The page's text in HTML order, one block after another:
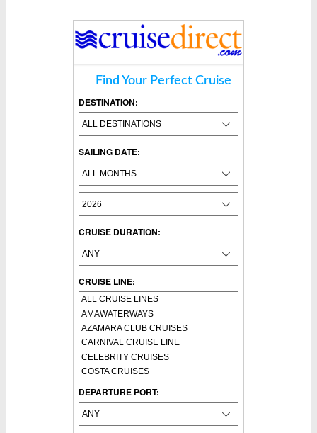
Find Your Perfect Cruise
DESTINATION:
SAILING DATE:
CRUISE DURATION:
CRUISE LINE:
DEPARTURE PORT: